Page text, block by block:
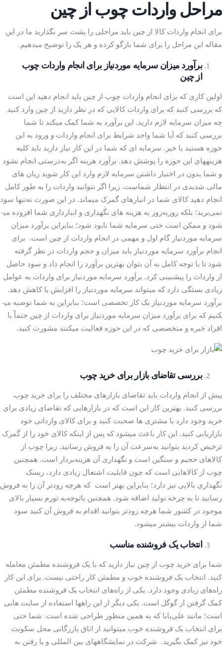
مراحل واردات چوب از چین
برای انجام واردات کالا از چین باید مراحلی را پشت سر بگذارید ما در این
مقاله این مراحل را برای شما بازگو کرده و هر یک را توضیح می­دهیم.
برآورد میزان سرمایه موردنیاز برای انجام واردات چوب
از چین
اولین کاری که برای انجام واردات چوب از چین باید انجام دهید این است
که بررسی کنید که برای واردات کالایی که در نظر دارید از چین وارد کنید
چه میزان سرمایه لازم دارید. این برآورد به شما کمک می­کند تا شما
بررسی کنید که آیا شما واجد شرایط برای انجام واردات و ورود به این
حوزه هستید یا خیر. سرمایه ­ای که شما در این کار نیاز دارید باید کلیه
هزینه­های این حوزه را پوشش دهد. برآورد هزینه اگر به‌درستی انجام نشود
و شما بدون در اختیار داشتن سرمایه لازم وارد این کار شوید زیان­ های
مالی شدیدی در انتظار شماست. زیرا اگر نتوانید واردات را به طور کامل
انجام دهید کالای شما در انبارهای گمرک می­ماند. در این صورت نه‌تنها سود
نمی‌برید؛ بلکه روزبه‌روز به هزینه­ های نگهداری و انبارداری شما افزوده می­
شود و ممکن است حتی سرمایه شما نابود شود؛ بنابراین برآورد میزان
سرمایه موردنیاز گام اول و مهمی در انجام واردات از چین است. برای
انجام برآورد سرمایه موردنیاز باید میزان و حجم واردات در نظر گرفته
شود تا با توجه کامل به آن بتوان بهترین برآورد را انجام داد و سود حاصل
از واردات را پیش­بینی کرد. برآورد سرمایه موردنیاز برای واردات به عوامل
زیادی بستگی دارد که می­تواند سرمایه موردنیاز را افزایش یا کاهش دهد.
برآورد سرمایه موردنیاز یک کار تخصصی است؛ بنابراین به شما توصیه می­
کنیم که برای برآورد میزان سرمایه موردنیاز برای واردات از چین حتماً با
افراد خبره و متخصصی که در این حوزه فعالیت می­کنند مشورت کنید.
بررسی تقاضای بازار برای خرید چوب
پیش از انجام واردات باید تقاضای بازارهای مختلف را برای خرید چوب
بررسی کنید. بهترین کار این است که در بازارهایی که تقاضای زیادی برای
خرید وجود دارد با مشتری­ ها صحبت کنید و برای کالای وارداتی خود
بازاریابی کنید. این کار باعث می­شود که پس از اینکه کالای خود را از گمرک
ترخیص کردید بتوانید به‌سرعت آن را به فروش رسانید. زیرا چوب از
کالاهای حجیم و سنگین است و نگهداری آن هزینه‌بردار است. همچنین
چوب از کالاهایی است که چون قابلیت اشتعال زیادی دارد، ریسک
نگهداری بالایی نیز دارد؛ بنابراین بهتر است که هرچه زودتر آن را به فروش
رسانید تا به چرخه تولید اضافه شود. همچنین باتوجه‌به تورم بسیار بالای
موجود در کشور شما هرچه زودتر بتوانید اقدام به فروش آن کنید سود
شما از واردات بیشتر می­شود.
انتخاب یک فروشنده مناسب
شما برای خرید چوب از چین نیاز دارید که با یک فروشنده مطمئن معامله
کنید. انتخاب یک فروشنده خوب و مطمئن کار راحتی نیست. برای این کار
راه‌های زیادی وجود دارد. یکی از راه‌های انتخاب یک فروشنده مطمئن
کمک­ گرفتن از گوگل است. یکی دیگر از این راه­ها استفاده از سایت­ هایی
است؛ مانند علی‌بابا که به همین منظور طراحی شده است. شما حتی
برای انتخاب یک فروشنده خوب می­توانید از اتاق بازرگانی محل سکونت
خود نیز کمک بگیرید. شرکت در نمایشگاه­های بین­ المللی و یا رفتن به